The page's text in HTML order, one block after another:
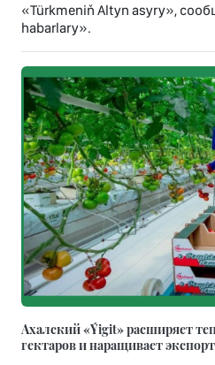
«Türkmeniň Altyn asyry»,
habarlary».
Ахалский «Ýigit» расширяет
гектаров и наращивает